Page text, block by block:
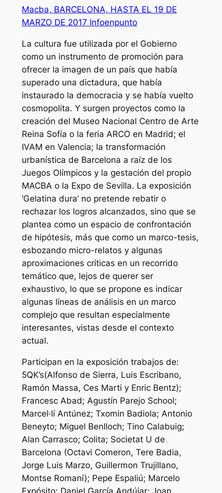
Macba, BARCELONA, HASTA EL 19 DE
MARZO DE 2017 Infoenpunto
La cultura fue utilizada por el Gobierno
como un instrumento de promoción para
ofrecer la imagen de un país que había
superado una dictadura, que había
instaurado la democracia y se había vuelto
cosmopolita. Y surgen proyectos como la
creación del Museo Nacional Centro de Arte
Reina Sofía o la feria ARCO en Madrid; el
IVAM en Valencia; la transformación
urbanística de Barcelona a raíz de los
Juegos Olímpicos y la gestación del propio
MACBA o la Expo de Sevilla. La exposición
‘Gelatina dura’ no pretende rebatir o
rechazar los logros alcanzados, sino que se
plantea como un espacio de confrontación
de hipótesis, más que como un marco-tesis,
esbozando micro-relatos y algunas
aproximaciones críticas en un recorrido
temático que, lejos de querer ser
exhaustivo, lo que se propone es indicar
algunas líneas de análisis en un marco
complejo que resultan especialmente
interesantes, vistas desde el contexto
actual.
Participan en la exposición trabajos de:
5QK’s(Alfonso de Sierra, Luis Escribano,
Ramón Massa, Ces Marti y Enric Bentz);
Francesc Abad; Agustín Parejo School;
Marcel·lí Antúnez; Txomin Badiola; Antonio
Beneyto; Miguel Benlloch; Tino Calabuig;
Alan Carrasco; Colita; Societat U de
Barcelona (Octavi Comeron, Tere Badia,
Jorge Luis Marzo, Guillermon Trujillano,
Montse Romaní); Pepe Espaliú; Marcelo
Expósito; Daniel García Andújar; Joan